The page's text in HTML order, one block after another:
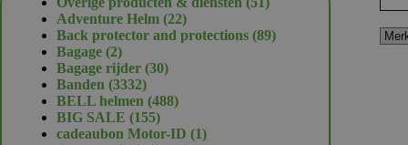
Adventure Helm 2222
producten
Back protector and protections 8989
Bagage 22
producten
Bagage rijder 3030
Banden 33323332
producten
BELL helmen 488488
BIG SALE 155155
producten
cadeaubon Motor-ID 11